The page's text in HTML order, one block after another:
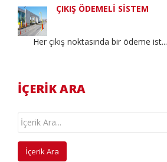
ÇIKIŞ ÖDEMELİ SİSTEM
Her çıkış noktasında bir ödeme ist...
İÇERİK ARA